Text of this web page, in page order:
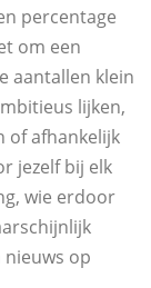
percentage
om een
aantallen klein
lijken,
of afhankelijk
jezelf bij elk
wie erdoor
op